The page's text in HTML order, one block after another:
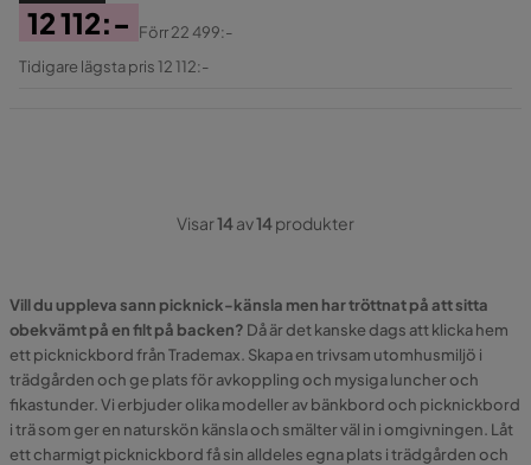
Pris
12 112:-
Original
Förr22 499:-
Tidigare lägsta pris 12 112:-
Visar14av14produkter
Vill du uppleva sann picknick-känsla men har tröttnat på att sitta
obekvämt på en filt på backen? Då är det kanske dags att klicka hem
ett picknickbord från Trademax. Skapa en trivsam utomhusmiljö i
trädgården och ge plats för avkoppling och mysiga luncher och
fikastunder. Vi erbjuder olika modeller av bänkbord och picknickbord
i trä som ger en naturskön känsla och smälter väl in i omgivningen. Låt
ett charmigt picknickbord få sin alldeles egna plats i trädgården och